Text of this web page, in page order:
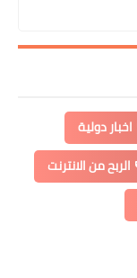
اخبار دولية
الربح من الانترنت